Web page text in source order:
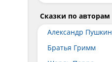
Сказки по авторам
Александр Пушкин
Братья Гримм